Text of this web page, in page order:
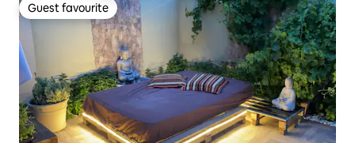
Guest favourite
Guest favourite